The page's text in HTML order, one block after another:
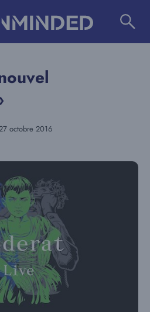
octobre 2016